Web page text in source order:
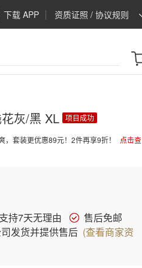
下载 APP 资质证照 / 协议规则
灰/黑 XL 项目成功
，套装更优惠89元！2件再享9折！
点击查
持7天无理由
售后免邮
发货并提供售后 (查看商家资